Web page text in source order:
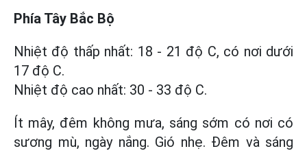
Phía Tây Bắc Bộ
Nhiệt độ thấp nhất: 18 - 21 độ C, có nơi dưới
17 độ C.
Nhiệt độ cao nhất: 30 - 33 độ C.
Ít mây, đêm không mưa, sáng sớm có nơi có
sương mù, ngày nắng. Gió nhẹ. Đêm và sáng